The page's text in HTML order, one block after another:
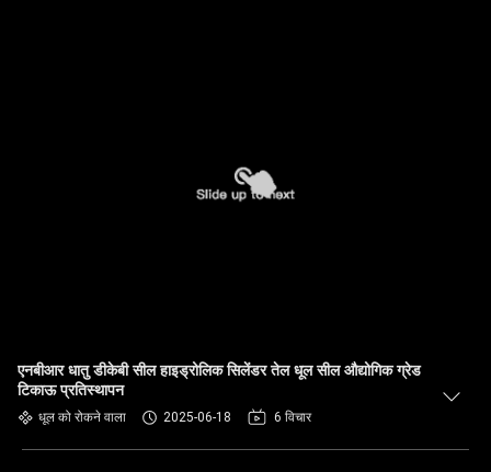
एनबीआर धातु डीकेबी सील हाइड्रोलिक सिलेंडर तेल धूल सील औद्योगिक ग्रेड
टिकाऊ प्रतिस्थापन
धूल को रोकने वाला 2025-06-18 6 विचार